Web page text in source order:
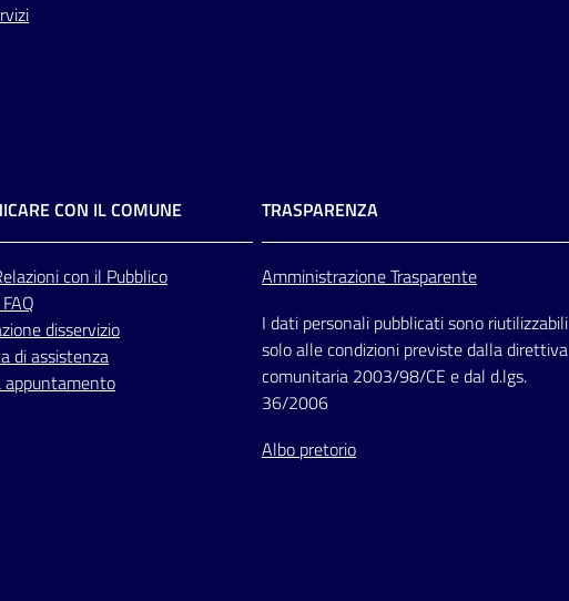
CON IL COMUNE
con il Pubblico
disservizio
di assistenza
appuntamento
TRASPARENZA
Amministrazione Trasparente
I dati personali pubblicati sono riutilizzabili
solo alle condizioni previste dalla direttiva
comunitaria 2003/98/CE e dal d.lgs.
36/2006
Albo pretorio